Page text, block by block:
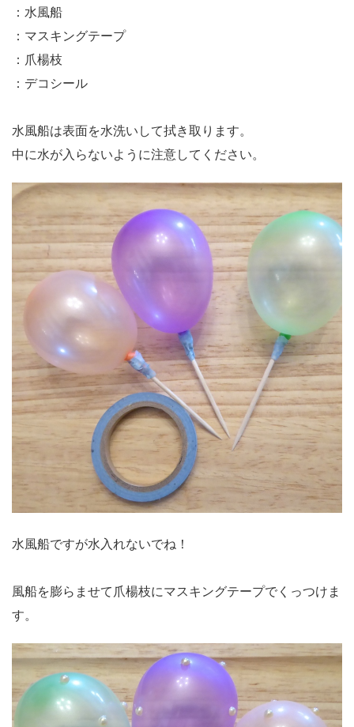
：水風船
：マスキングテープ
：爪楊枝
：デコシール
水風船は表面を水洗いして拭き取ります。
中に水が入らないように注意してください。
水風船ですが水入れないでね！
風船を膨らませて爪楊枝にマスキングテープでくっつけま
す。